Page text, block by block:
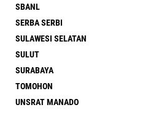
SBANL
SERBA SERBI
SULAWESI SELATAN
SULUT
SURABAYA
TOMOHON
UNSRAT MANADO